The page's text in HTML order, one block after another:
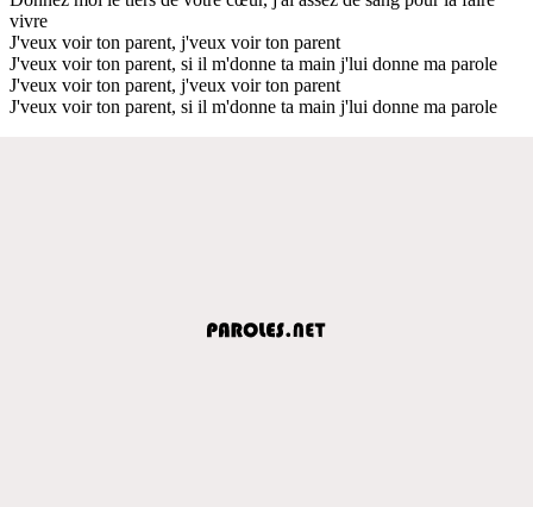
vivre
J'veux voir ton parent, j'veux voir ton parent
J'veux voir ton parent, si il m'donne ta main j'lui donne ma parole
J'veux voir ton parent, j'veux voir ton parent
J'veux voir ton parent, si il m'donne ta main j'lui donne ma parole